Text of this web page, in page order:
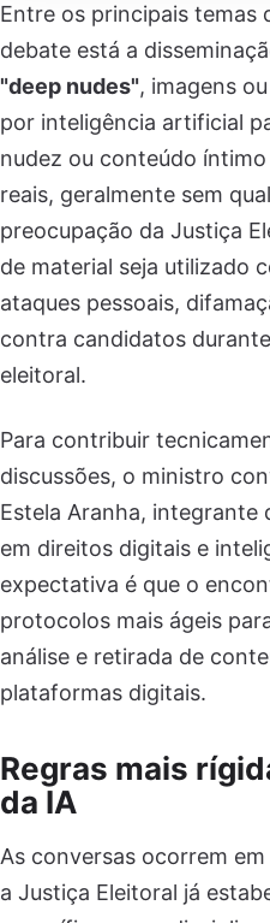
Entre os principais temas
debate está a
"deep nudes", imagens
por inteligência artificial
nudez ou conteúdo
reais, geralmente sem
preocupação da Justiça
de material seja utilizado
ataques pessoais,
contra candidatos
eleitoral.
Para contribuir
discussões, o ministro
Estela Aranha, integrante
em direitos digitais e
expectativa é que o
protocolos mais ágeis
análise e retirada de
plataformas digitais.
Regras mais
da IA
As conversas ocorrem
a Justiça Eleitoral já